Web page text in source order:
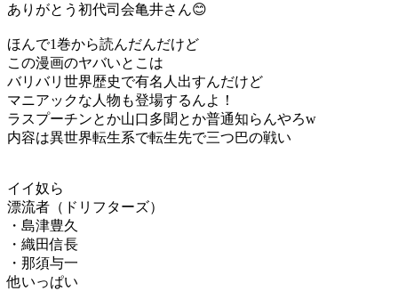
ありがとう初代司会亀井さん😊
ほんで1巻から読んだんだけど
この漫画のヤバいとこは
バリバリ世界歴史で有名人出すんだけど
マニアックな人物も登場するんよ！
ラスプーチンとか山口多聞とか普通知らんやろw
内容は異世界転生系で転生先で三つ巴の戦い
イイ奴ら
漂流者（ドリフターズ）
・島津豊久
・織田信長
・那須与一
他いっぱい